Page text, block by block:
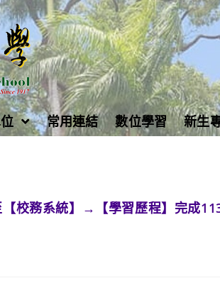
位 常用連結 數位學習 新生
【校務系統】→【學習歷程】完成